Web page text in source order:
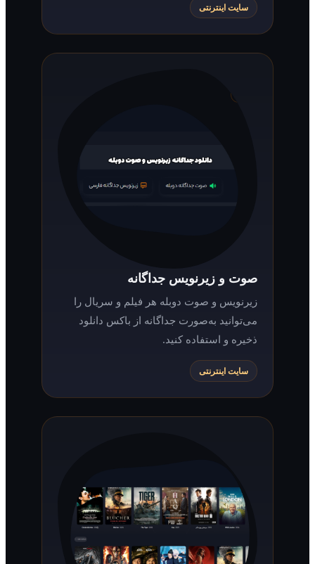
سایت اینترنتی
صوت و زیرنویس جداگانه
زیرنویس و صوت دوبله هر فیلم و سریال را
می‌توانید به‌صورت جداگانه از باکس دانلود
ذخیره و استفاده کنید.
سایت اینترنتی